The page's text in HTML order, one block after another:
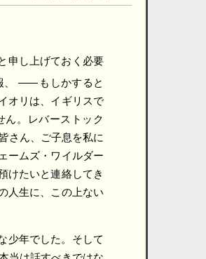
申し上げておく必要
、――もしかすると
オリは、イギリスで
ん。レバーストック
さん、ご子息を私に
ームズ・ワイルダー
けたいと連絡してき
人生に、この上ない
少年でした。そして